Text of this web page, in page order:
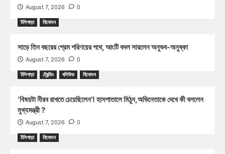
August 7, 2026 0
টলিপাড়া বিনোদন
সাড়ে তিন বছরের প্রেম পরিণয়ের পথে, আংটি বদল সারলেন অনুভব-অনুষ্কা
August 7, 2026 0
টলিপাড়া ট্রেন্ডিং বলিউড বিনোদন
‘বিষয়টা নীরব রাখতে চেয়েছিলেন’! হাসপাতালে মিঠুন,অভিনেতাকে দেখে কী বললেন
মুখ্যমন্ত্রী ?
August 7, 2026 0
টলিপাড়া বিনোদন